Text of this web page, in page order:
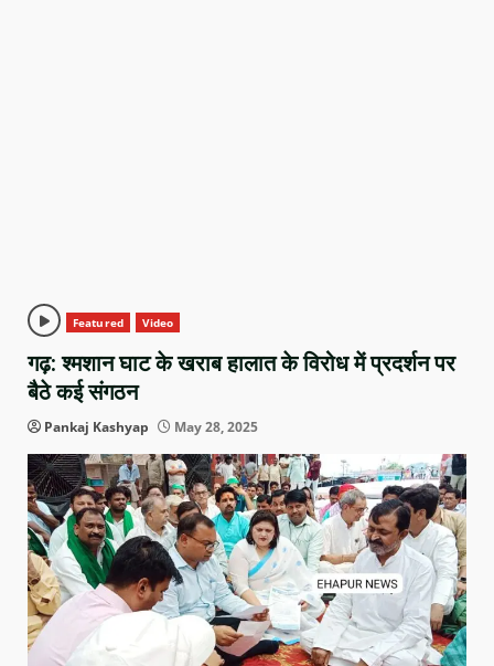
Featured Video
गढ़: श्मशान घाट के खराब हालात के विरोध में प्रदर्शन पर
बैठे कई संगठन
Pankaj Kashyap May 28, 2025